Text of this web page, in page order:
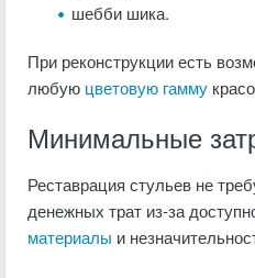
шебби шика.
При реконструкции есть
любую цветовую гамму
Минимальные
Реставрация стульев не
денежных трат из-за
материалы и